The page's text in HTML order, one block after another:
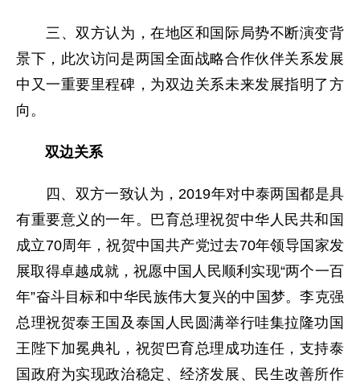
三、双方认为，在地区和国际局势不断演变背
景下，此次访问是两国全面战略合作伙伴关系发展
中又一重要里程碑，为双边关系未来发展指明了方
向。
双边关系
四、双方一致认为，2019年对中泰两国都是具
有重要意义的一年。巴育总理祝贺中华人民共和国
成立70周年，祝贺中国共产党过去70年领导国家发
展取得卓越成就，祝愿中国人民顺利实现“两个一百
年”奋斗目标和中华民族伟大复兴的中国梦。李克强
总理祝贺泰王国及泰国人民圆满举行哇集拉隆功国
王陛下加冕典礼，祝贺巴育总理成功连任，支持泰
国政府为实现政治稳定、经济发展、民生改善所作